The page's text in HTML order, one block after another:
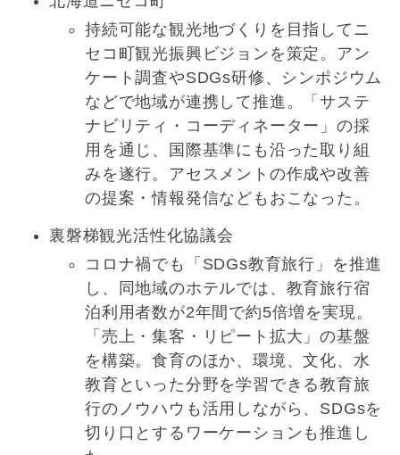
持続可能な観光地づくりを目指してニ
セコ町観光振興ビジョンを策定。アン
ケート調査やSDGs研修、シンポジウム
などで地域が連携して推進。「サステ
ナビリティ・コーディネーター」の採
用を通じ、国際基準にも沿った取り組
みを遂行。アセスメントの作成や改善
の提案・情報発信などもおこなった。
裏磐梯観光活性化協議会
コロナ禍でも「SDGs教育旅行」を推進
し、同地域のホテルでは、教育旅行宿
泊利用者数が2年間で約5倍増を実現。
「売上・集客・リピート拡大」の基盤
を構築。食育のほか、環境、文化、水
教育といった分野を学習できる教育旅
行のノウハウも活用しながら、SDGsを
切り口とするワーケーションも推進し